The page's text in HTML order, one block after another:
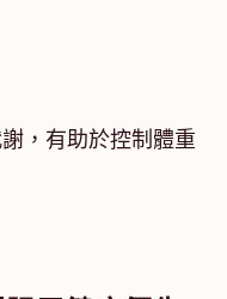
，有助於控制體重